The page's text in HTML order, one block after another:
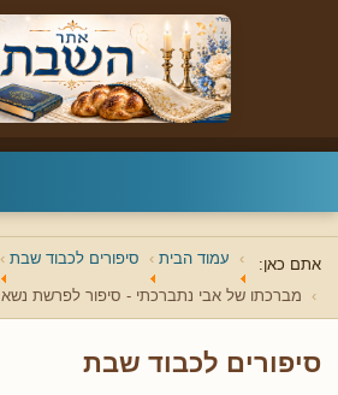
אתם כאן: עמוד הבית סיפורים לכבוד שבת
מברכתו של אבי נתברכתי - סיפור לפרשת נשא
סיפורים לכבוד שבת